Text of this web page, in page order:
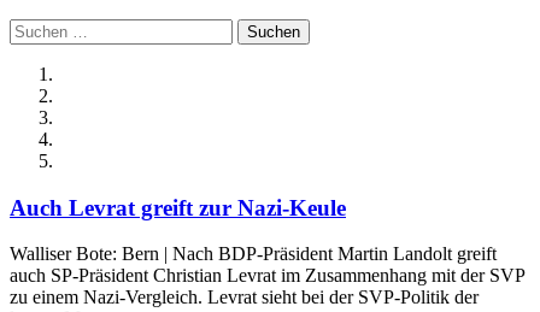
Suchen
nach:
Auch Levrat greift zur Nazi-Keule
Walliser Bote: Bern | Nach BDP-Präsident Martin Landolt greift
auch SP-Präsident Christian Levrat im Zusammenhang mit der SVP
zu einem Nazi-Vergleich. Levrat sieht bei der SVP-Politik der